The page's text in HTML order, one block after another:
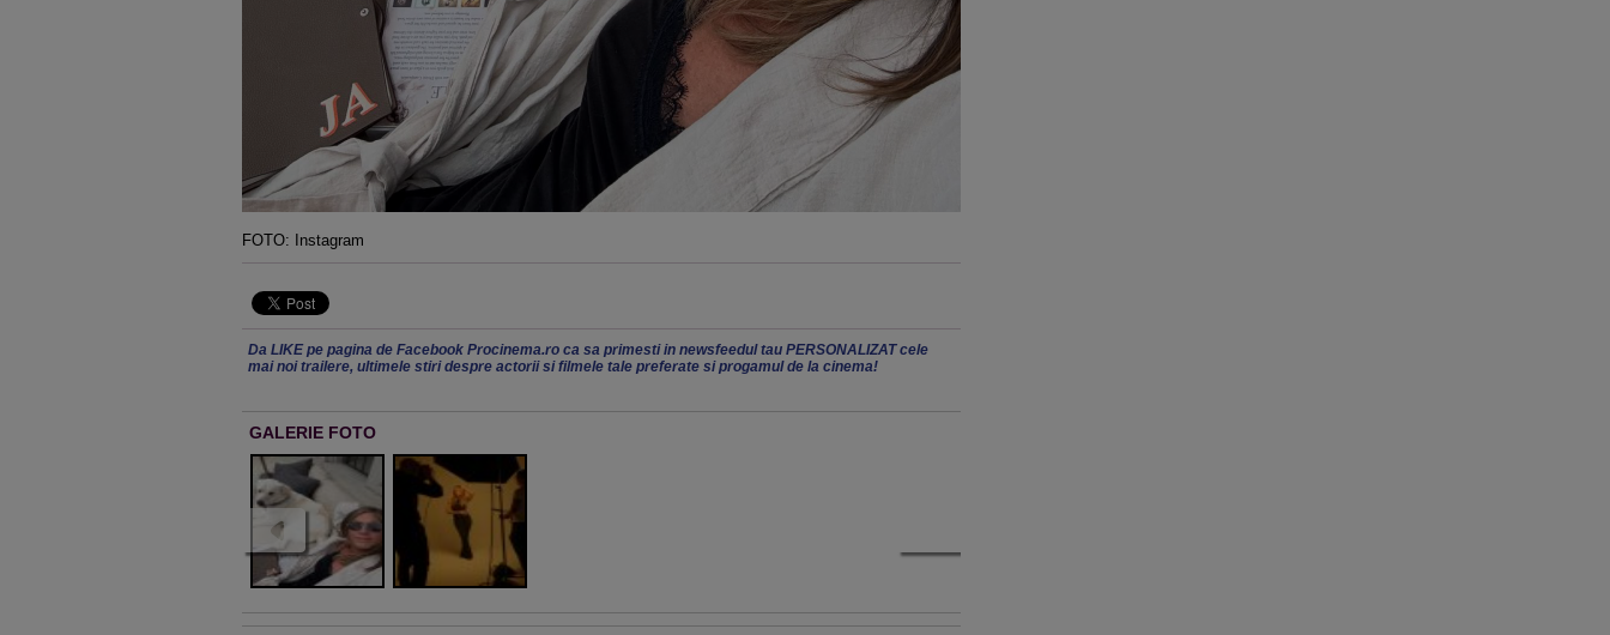
FOTO: Instagram
Da LIKE pe pagina de Facebook Procinema.ro ca sa primesti in newsfeedul tau PERSONALIZAT cele
mai noi trailere, ultimele stiri despre actorii si filmele tale preferate si progamul de la cinema!
GALERIE FOTO